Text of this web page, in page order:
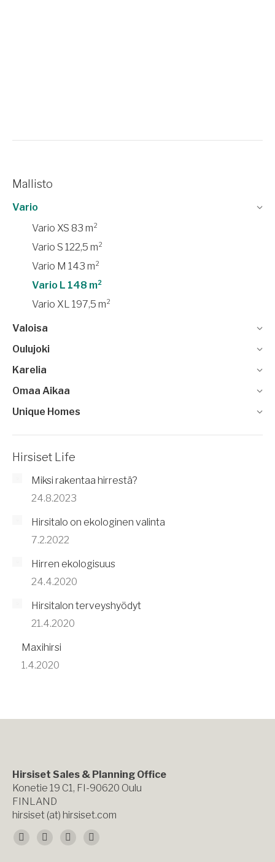
Mallisto
Vario
Vario XS 83 m²
Vario S 122,5 m²
Vario M 143 m²
Vario L 148 m²
Vario XL 197,5 m²
Valoisa
Oulujoki
Karelia
Omaa Aikaa
Unique Homes
Hirsiset Life
Miksi rakentaa hirrestä?
24.8.2023
Hirsitalo on ekologinen valinta
7.2.2022
Hirren ekologisuus
24.4.2020
Hirsitalon terveyshyödyt
21.4.2020
Maxihirsi
1.4.2020
Hirsiset Sales & Planning Office
Konetie 19 C1, FI-90620 Oulu
FINLAND
hirsiset (at) hirsiset.com
Find us on:
Facebook
X YouTubeInstagram